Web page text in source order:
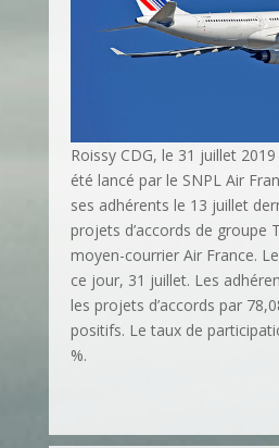
Roissy CDG, le 31 juillet
été lancé par le SNPL Air
ses adhérents le 13 juillet
projets d’accords de groupe
moyen-courrier Air France.
ce jour, 31 juillet. Les
les projets d’accords par
positifs. Le taux de
%.